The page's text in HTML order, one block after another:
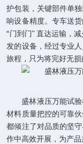
护包装，关键部件单
响设备精度。专车送
“门到门" 直达运输，
发的设备，经过专业
旅程，只为将完好无损
盛林液压万能试
材料质量把控的可靠
都倾注了对品质的坚
作中高效开展，为产品